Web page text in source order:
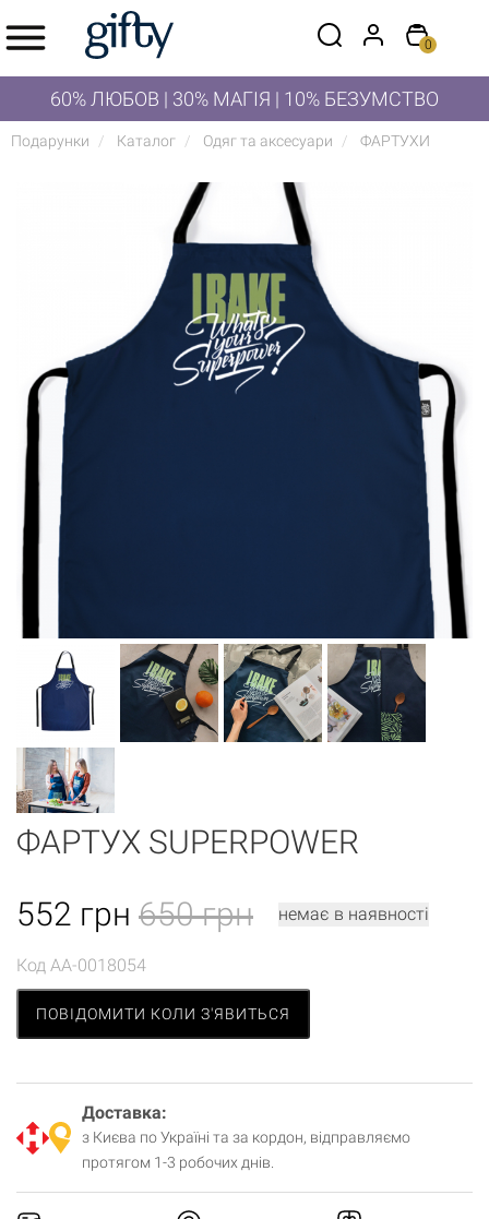
0
60% ЛЮБОВ | 30% МАГІЯ | 10% БЕЗУМСТВО
Подарунки Каталог Одяг та аксесуари ФАРТУХИ
ФАРТУХ SUPERPOWER
552 грн 650 грн немає в наявності
Код AA-0018054
ПОВІДОМИТИ КОЛИ З'ЯВИТЬСЯ
Доставка:
з Києва по Україні та за кордон, відправляємо
протягом 1-3 робочих днів.